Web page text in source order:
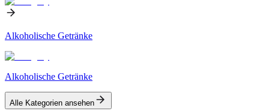
Alkoholische Getränke
Alkoholische Getränke
Alle Kategorien ansehen